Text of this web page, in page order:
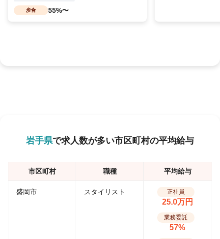
歩合 55%〜
岩手県で求人数が多い市区町村の平均給与
市区町村 職種 平均給与
盛岡市 スタイリスト 正社員
25.0万円
業務委託
57%